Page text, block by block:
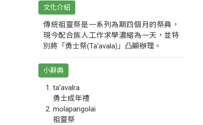
文化介紹
傳統祖靈祭是一系列為期四個月的祭典，
現今配合族人工作求學濃縮為一天，並特
別將「勇士祭(Ta‘avala)」凸顯辦理。
小辭典
ta‘avalra
勇士成年禮
molapangolai
祖靈祭